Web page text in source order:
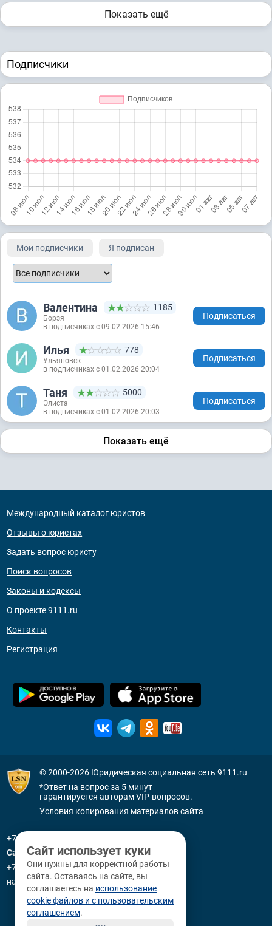
Показать ещё
Подписчики
Мои подписчики Я подписан
Валентина 1185
Борзя
в подписчиках с 09.02.2026 15:46
Подписаться
Илья 778
Ульяновск
в подписчиках с 01.02.2026 20:04
Подписаться
Таня 5000
Элиста
в подписчиках с 01.02.2026 20:03
Подписаться
Показать ещё
Международный каталог юристов
Отзывы о юристах
Задать вопрос юристу
Поиск вопросов
Законы и кодексы
О проекте 9111.ru
Контакты
Регистрация
© 2000-2026 Юридическая социальная сеть 9111.ru
*Ответ на вопрос за 5 минут
гарантируется авторам VIP-вопросов.
Условия копирования материалов сайта
+7 (800) 505-91-11
Санкт-Петербург
+7 (812) 336-92-64
наб. р. Фонтанки, д. 59
Сайт использует куки
Они нужны для корректной работы
сайта. Оставаясь на сайте, вы
соглашаетесь на использование
cookie файлов и с пользовательским
соглашением.